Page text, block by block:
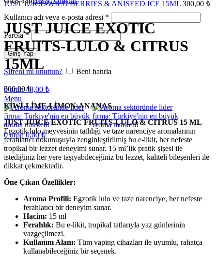
Kullanıcı adı veya e-posta adresi *
Parola*
Giriş Yap
Şifreni mi unuttun? Beni hatırla
0ürün / 0,00 ₺
Menu
0ürün 0,00₺
JUST JUICE-WILD BERRIES & ANISEED ICE 15ML 300,00 ₺
JUST JUICE EXOTIC
FRUITS-LULO & CITRUS
15ML
300,00₺
KİWİ-LİME-LİMON-ANANAS
JUST JUICE EXOTIC FRUITS-LULO & CITRUS 15 ML
Egzotik lulo meyvesinin tatlılığı ve taze narenciye aromalarının
ferahlatıcı dokunuşuyla zenginleştirilmiş bu e-likit, her nefeste
tropikal bir lezzet deneyimi sunar. 15 ml’lik pratik şişesi ile
istediğiniz her yere taşıyabileceğiniz bu lezzet, kaliteli bileşenleri ile
dikkat çekmektedir.
Öne Çıkan Özellikler:
Aroma Profili: Egzotik lulo ve taze narenciye, her nefeste
ferahlatıcı bir deneyim sunar.
Hacim: 15 ml
Ferahlık: Bu e-likit, tropikal tatlarıyla yaz günlerinin
vazgeçilmezi.
Kullanım Alanı: Tüm vaping cihazları ile uyumlu, rahatça
kullanabileceğiniz bir seçenek.